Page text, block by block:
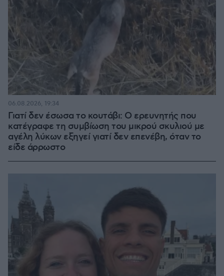
Γιατί δεν έσωσα το κουτάβι: Ο ερευνητής που
κατέγραφε τη συμβίωση του μικρού σκυλιού με
αγέλη λύκων εξηγεί γιατί δεν επενέβη, όταν το
είδε άρρωστο
06.08.2026, 19:34